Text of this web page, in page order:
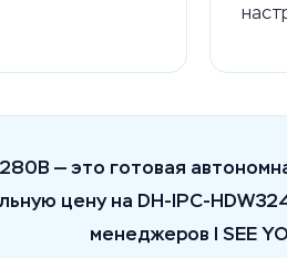
— это готовая
цену на DH-IPC-
менеджеров I SEE